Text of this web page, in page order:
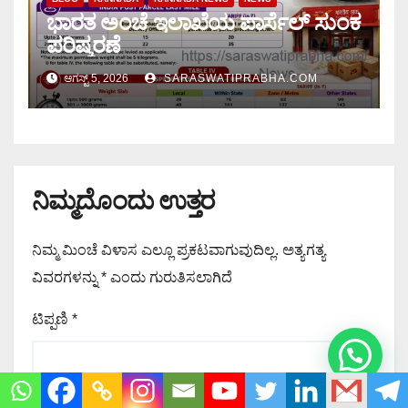
ಭಾರತ ಅಂಚೆ ಇಲಾಖೆಯ ಪಾರ್ಸೆಲ್ ಸುಂಕ
ಪರಿಷ್ಕರಣೆ
ಆಗಸ್ಟ್ 5, 2026 SARASWATIPRABHA.COM
ನಿಮ್ಮದೊಂದು ಉತ್ತರ
ನಿಮ್ಮ ಮಿಂಚೆ ವಿಳಾಸ ಎಲ್ಲೂ ಪ್ರಕಟವಾಗುವುದಿಲ್ಲ. ಅತ್ಯಗತ್ಯ
ವಿವರಗಳನ್ನು* ಎಂದು ಗುರುತಿಸಲಾಗಿದೆ
ಟಿಪ್ಪಣಿ *